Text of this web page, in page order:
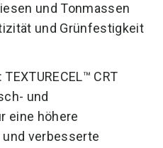
und Tonmassen
und Grünfestigkeit
CRT
und
eine höhere
verbesserte